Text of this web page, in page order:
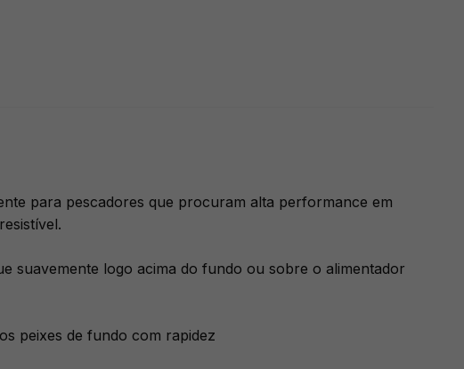
para pescadores que procuram alta performance em
suavemente logo acima do fundo ou sobre o alimentador
peixes de fundo com rapidez